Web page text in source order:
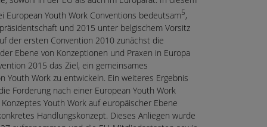
European Youth Work Conventions bedeutsam5,
und 2015 unter belgischem Vorsitz
der ersten Convention 2010 zunächst die
Ebene von Konzeptionen und Praxen in Europa
2015 das Ziel, ein gemeinsames
Youth Work zu entwickeln. Ein weiteres Ergebnis
Forderung nach einer European Youth Work
Youth Work auf europäischer Ebene
Handlungskonzept. Dieses Anliegen wurde